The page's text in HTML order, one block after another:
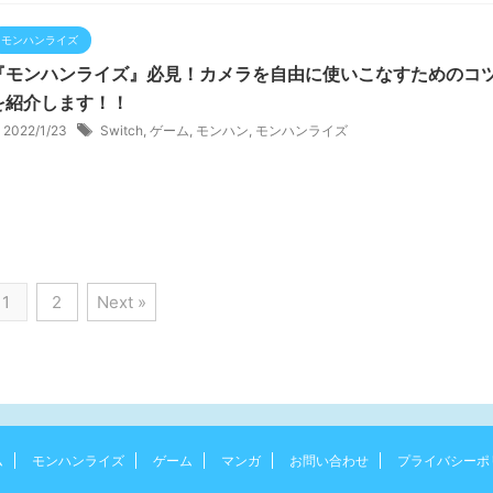
モンハンライズ
モンハンライズ』必見！カメラを自由に使いこなすためのコ
紹介します！！
2022/1/23 Switch ゲーム モンハン モンハンライズ
1 2 Next »
モンハンライズ ゲーム マンガ お問い合わせ プライバシーポ